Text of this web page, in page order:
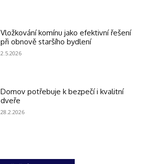
Vložkování komínu jako efektivní řešení
při obnově staršího bydlení
2.5.2026
Domov potřebuje k bezpečí i kvalitní
dveře
28.2.2026